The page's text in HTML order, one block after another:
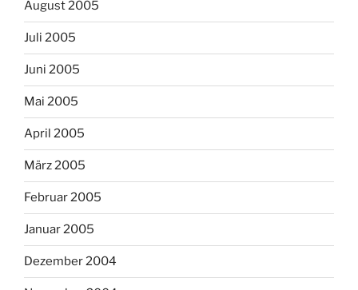
August 2005
Juli 2005
Juni 2005
Mai 2005
April 2005
März 2005
Februar 2005
Januar 2005
Dezember 2004